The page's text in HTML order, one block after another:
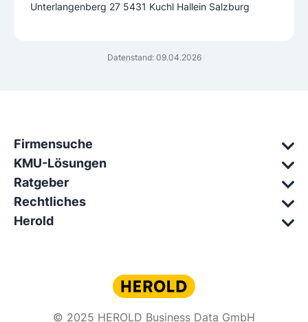
Datenstand: 09.04.2026
Unterlangenberg 27 5431 Kuchl Hallein Salzburg
Firmensuche
KMU-Lösungen
Ratgeber
Rechtliches
Herold
© 2025 HEROLD Business Data GmbH